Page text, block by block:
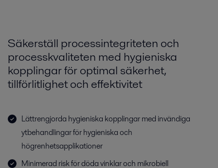
Säkerställ processintegriteten och
processkvaliteten med hygieniska
kopplingar för optimal säkerhet,
tillförlitlighet och effektivitet
Lättrengjorda hygieniska kopplingar med invändiga
ytbehandlingar för hygieniska och
högrenhetsapplikationer
Minimerad risk för döda vinklar och mikrobiell